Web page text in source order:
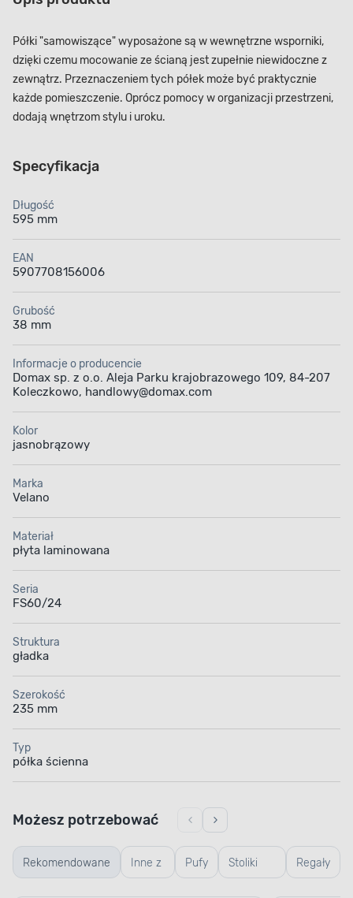
Półki "samowiszące" wyposażone są w wewnętrzne wsporniki,
dzięki czemu mocowanie ze ścianą jest zupełnie niewidoczne z
zewnątrz. Przeznaczeniem tych półek może być praktycznie
każde pomieszczenie. Oprócz pomocy w organizacji przestrzeni,
dodają wnętrzom stylu i uroku.
Specyfikacja
Długość
595 mm
EAN
5907708156006
Grubość
38 mm
Informacje o producencie
Domax sp. z o.o. Aleja Parku krajobrazowego 109, 84-207
Koleczkowo, handlowy@domax.com
Kolor
jasnobrązowy
Marka
Velano
Materiał
płyta laminowana
Seria
FS60/24
Struktura
gładka
Szerokość
235 mm
Typ
półka ścienna
Rekomendowane Inne z Pufy Stoliki Regały
Możesz potrzebować